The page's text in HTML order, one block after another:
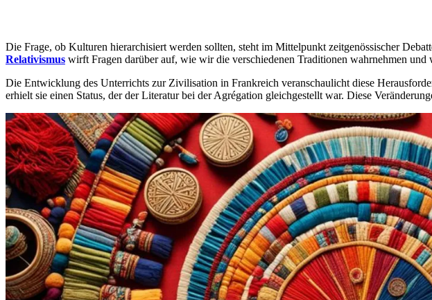
Die Frage, ob Kulturen hierarchisiert werden sollten, steht im Mittelpunkt zeitgenössischer
Relativismus wirft Fragen darüber auf, wie wir die verschiedenen Traditionen wahrnehmen und
Die Entwicklung des Unterrichts zur Zivilisation in Frankreich veranschaulicht diese
erhielt sie einen Status, der der Literatur bei der Agrégation gleichgestellt war. Diese